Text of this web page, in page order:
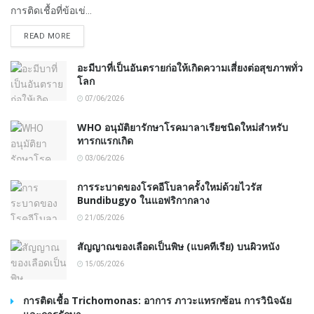
การติดเชื้อที่ข้อเข่...
READ MORE
อะมีบาที่เป็นอันตรายก่อให้เกิดความเสี่ยงต่อสุขภาพทั่ว
โลก
07/06/2026
WHO อนุมัติยารักษาโรคมาลาเรียชนิดใหม่สำหรับ
ทารกแรกเกิด
03/06/2026
การระบาดของโรคอีโบลาครั้งใหม่ด้วยไวรัส
Bundibugyo ในแอฟริกากลาง
21/05/2026
สัญญาณของเลือดเป็นพิษ (แบคทีเรีย) บนผิวหนัง
15/05/2026
การติดเชื้อ Trichomonas: อาการ ภาวะแทรกซ้อน การวินิจฉัย